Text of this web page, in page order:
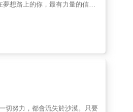
離家很遠的感受依然會越來越強
切努力，都會流失於沙漠。只要